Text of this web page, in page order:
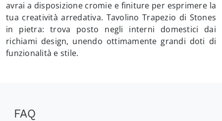
avrai a disposizione cromie e finiture per esprimere la
tua creatività arredativa. Tavolino Trapezio di Stones
in pietra: trova posto negli interni domestici dai
richiami design, unendo ottimamente grandi doti di
funzionalità e stile.
FAQ